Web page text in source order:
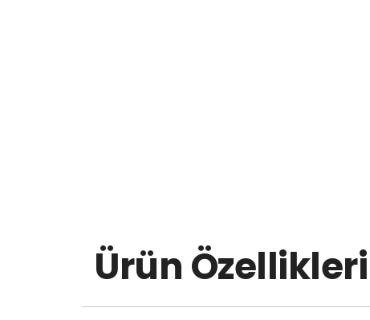
Ürün Özellikleri